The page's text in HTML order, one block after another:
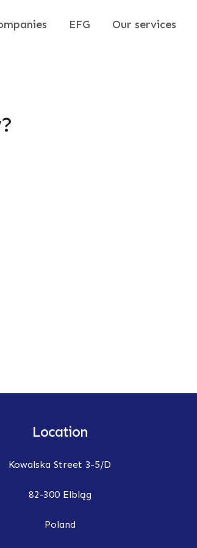
EFG Our services
Location
Kowalska Street 3-5/D
82-300 Elbląg
Poland